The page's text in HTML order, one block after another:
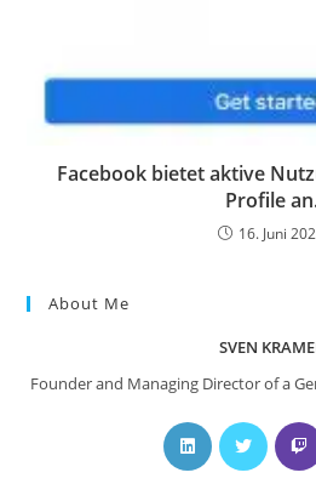
Facebook bietet aktive
Profile
16. Juni
About Me
SVEN
Founder and Managing Director of a